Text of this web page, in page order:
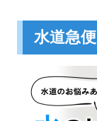
水道急便